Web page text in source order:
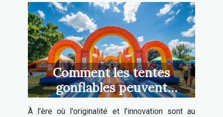
Comment les tentes
gonflables peuvent
dynamiser vos événements
À l'ère où l'originalité et l'innovation sont au